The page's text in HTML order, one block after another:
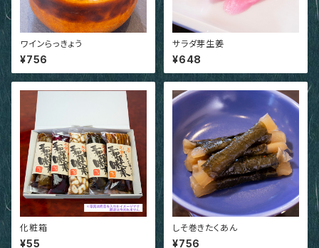
ワインらっきょう
¥756
サラダ芽生姜
¥648
化粧箱
¥55
しそ巻きたくあん
¥756